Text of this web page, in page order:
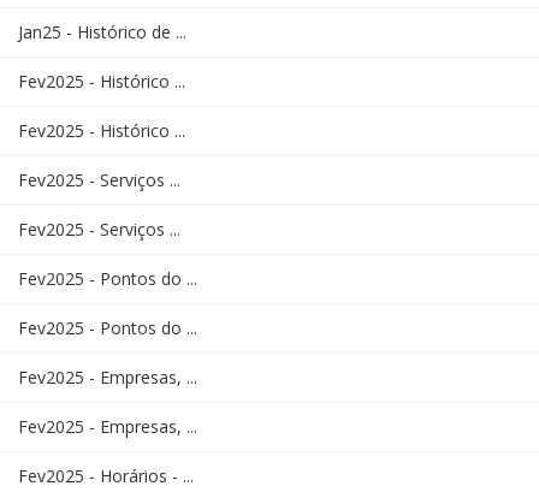
Jan25 - Histórico de ...
Fev2025 - Histórico ...
Fev2025 - Histórico ...
Fev2025 - Serviços ...
Fev2025 - Serviços ...
Fev2025 - Pontos do ...
Fev2025 - Pontos do ...
Fev2025 - Empresas, ...
Fev2025 - Empresas, ...
Fev2025 - Horários - ...